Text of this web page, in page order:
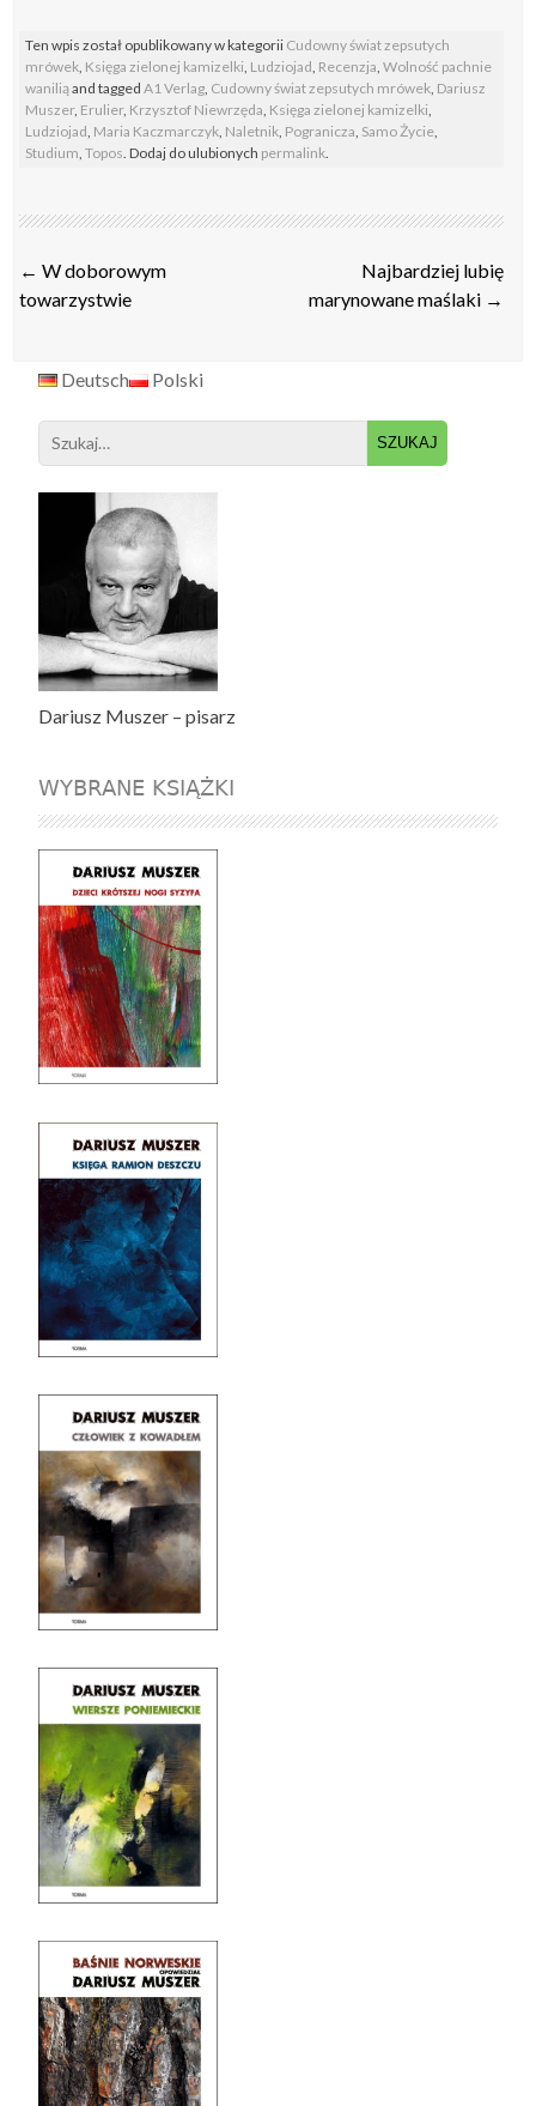
Ten wpis został opublikowany w kategorii Cudowny świat zepsutych
mrówek Księga zielonej kamizelki Ludziojad Recenzja ,Wolność pachnie
waniliąand taggedA1 Verlag Cudowny świat zepsutych mrówek Dariusz
Muszer, Erulier, Krzysztof Niewrzęda Księga zielonej kamizelki
Ludziojad Maria Kaczmarczyk Naletnik Pogranicza Samo Życie
Studium ,Topos . Dodaj do ulubionych permalink
Post
navigation
← W doborowym
towarzystwie
Najbardziej lubię
marynowane maślaki →
Deutsch Polski
Search
for:
Dariusz Muszer – pisarz
WYBRANE KSIĄŻKI